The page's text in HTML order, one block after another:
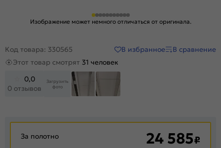
Изображение может немного отличаться от оригинала.
Код товара: 330565 В избранное
В сравнение
Этот товар смотрят 31 человек
0,0
0 отзывов
Загрузить
фото
За полотно 24 585₽